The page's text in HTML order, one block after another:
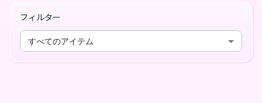
フィルター
すべてのアイテム